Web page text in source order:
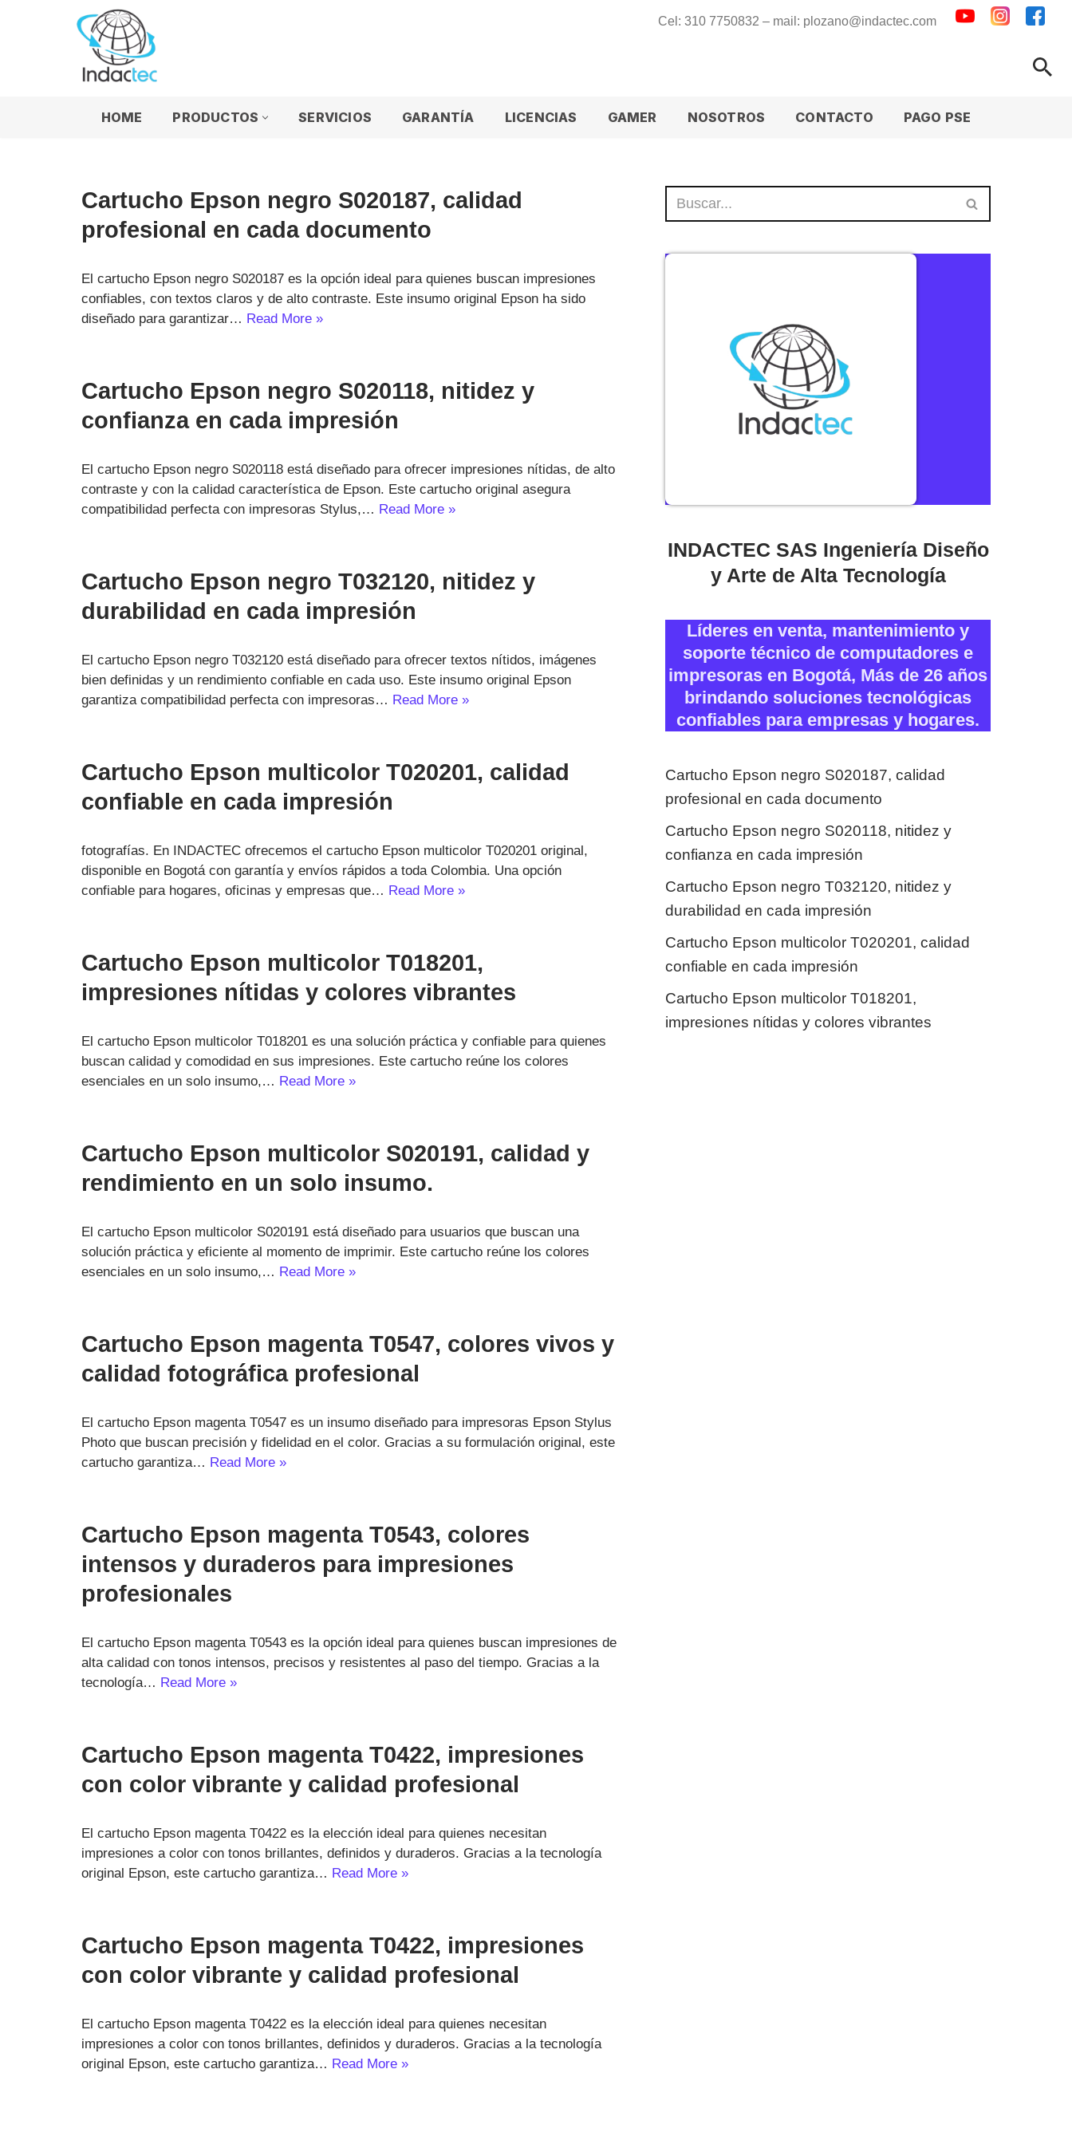
Cel: 310 7750832 – mail: plozano@indactec.com
HOME PRODUCTOS SERVICIOS GARANTÍA LICENCIAS GAMER NOSOTROS CONTACTO PAGO PSE
Cartucho Epson negro S020187, calidad
profesional en cada documento
El cartucho Epson negro S020187 es la opción ideal para quienes buscan impresiones
confiables, con textos claros y de alto contraste. Este insumo original Epson ha sido
diseñado para garantizar… Read More »
Cartucho Epson negro S020118, nitidez y
confianza en cada impresión
El cartucho Epson negro S020118 está diseñado para ofrecer impresiones nítidas, de alto
contraste y con la calidad característica de Epson. Este cartucho original asegura
compatibilidad perfecta con impresoras Stylus,… Read More »
Cartucho Epson negro T032120, nitidez y
durabilidad en cada impresión
El cartucho Epson negro T032120 está diseñado para ofrecer textos nítidos, imágenes
bien definidas y un rendimiento confiable en cada uso. Este insumo original Epson
garantiza compatibilidad perfecta con impresoras… Read More »
Cartucho Epson multicolor T020201, calidad
confiable en cada impresión
fotografías. En INDACTEC ofrecemos el cartucho Epson multicolor T020201 original,
disponible en Bogotá con garantía y envíos rápidos a toda Colombia. Una opción
confiable para hogares, oficinas y empresas que… Read More »
Cartucho Epson multicolor T018201,
impresiones nítidas y colores vibrantes
El cartucho Epson multicolor T018201 es una solución práctica y confiable para quienes
buscan calidad y comodidad en sus impresiones. Este cartucho reúne los colores
esenciales en un solo insumo,… Read More »
Cartucho Epson multicolor S020191, calidad y
rendimiento en un solo insumo.
El cartucho Epson multicolor S020191 está diseñado para usuarios que buscan una
solución práctica y eficiente al momento de imprimir. Este cartucho reúne los colores
esenciales en un solo insumo,… Read More »
Cartucho Epson magenta T0547, colores vivos y
calidad fotográfica profesional
El cartucho Epson magenta T0547 es un insumo diseñado para impresoras Epson Stylus
Photo que buscan precisión y fidelidad en el color. Gracias a su formulación original, este
cartucho garantiza… Read More »
Cartucho Epson magenta T0543, colores
intensos y duraderos para impresiones
profesionales
El cartucho Epson magenta T0543 es la opción ideal para quienes buscan impresiones de
alta calidad con tonos intensos, precisos y resistentes al paso del tiempo. Gracias a la
tecnología… Read More »
Cartucho Epson magenta T0422, impresiones
con color vibrante y calidad profesional
El cartucho Epson magenta T0422 es la elección ideal para quienes necesitan
impresiones a color con tonos brillantes, definidos y duraderos. Gracias a la tecnología
original Epson, este cartucho garantiza… Read More »
Cartucho Epson magenta T0422, impresiones
con color vibrante y calidad profesional
El cartucho Epson magenta T0422 es la elección ideal para quienes necesitan
impresiones a color con tonos brillantes, definidos y duraderos. Gracias a la tecnología
original Epson, este cartucho garantiza… Read More »
INDACTEC SAS Ingeniería Diseño
y Arte de Alta Tecnología
Líderes en venta, mantenimiento y
soporte técnico de computadores e
impresoras en Bogotá, Más de 26 años
brindando soluciones tecnológicas
confiables para empresas y hogares.
Cartucho Epson negro S020187, calidad
profesional en cada documento
Cartucho Epson negro S020118, nitidez y
confianza en cada impresión
Cartucho Epson negro T032120, nitidez y
durabilidad en cada impresión
Cartucho Epson multicolor T020201, calidad
confiable en cada impresión
Cartucho Epson multicolor T018201,
impresiones nítidas y colores vibrantes